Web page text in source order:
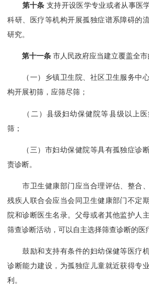
第十条 支持开设医学专业或者从事医
科研、医疗等机构开展孤独症谱系障碍的
研究。
第十一条 市人民政府应当建立覆盖全市
（一）乡镇卫生院、社区卫生服务中
构开展初筛，应筛尽筛；
（二）县级妇幼保健院等县级以上医
筛；
（三）市妇幼保健院等具有孤独症诊断
责诊断。
市卫生健康部门应当合理评估、整合
残疾人联合会应当会同卫生健康部门不定
院和诊断医生名录。父母或者其他监护人
筛查诊断活动，可以自主选择筛查诊断的医
鼓励和支持有条件的妇幼保健等医疗
诊断能力建设，为孤独症儿童就近获得专
利。